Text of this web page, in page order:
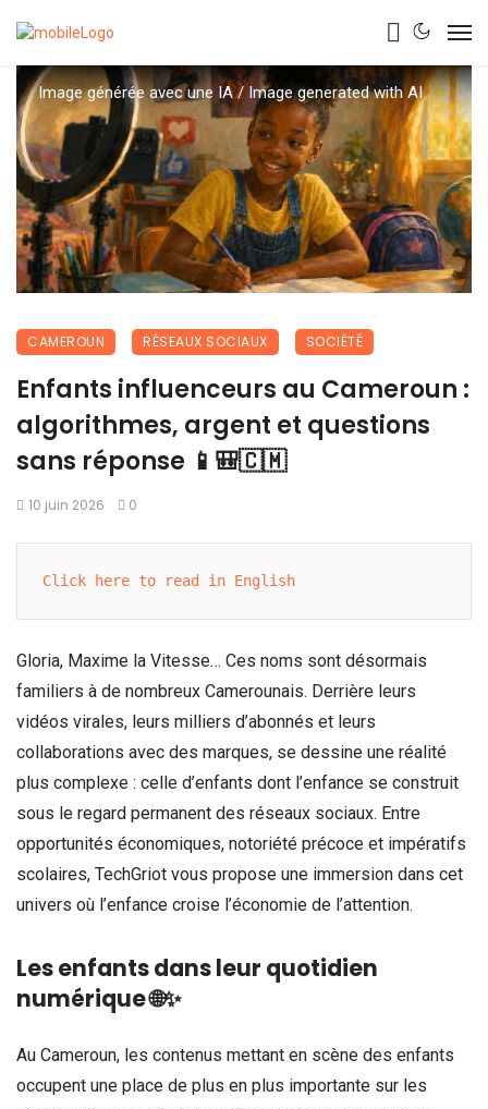
Image générée avec une IA / Image generated with AI
CAMEROUN RÉSEAUX SOCIAUX SOCIÉTÉ
Enfants influenceurs au Cameroun :
algorithmes, argent et questions
sans réponse 📱🎒🇨🇲
10 juin 2026 0
Click here to read in English
Gloria, Maxime la Vitesse… Ces noms sont désormais
familiers à de nombreux Camerounais. Derrière leurs
vidéos virales, leurs milliers d’abonnés et leurs
collaborations avec des marques, se dessine une réalité
plus complexe : celle d’enfants dont l’enfance se construit
sous le regard permanent des réseaux sociaux. Entre
opportunités économiques, notoriété précoce et impératifs
scolaires, TechGriot vous propose une immersion dans cet
univers où l’enfance croise l’économie de l’attention.
Les enfants dans leur quotidien
numérique🌐✨
Au Cameroun, les contenus mettant en scène des enfants
occupent une place de plus en plus importante sur les